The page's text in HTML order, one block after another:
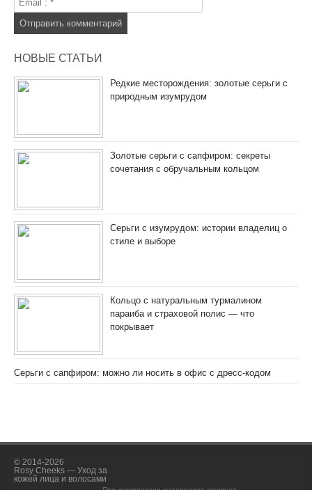
НОВЫЕ СТАТЬИ
Редкие месторождения: золотые серьги с
природным изумрудом
Золотые серьги с сапфиром: секреты
сочетания с обручальным кольцом
Серьги с изумрудом: истории владелиц о
стиле и выборе
Кольцо с натуральным турмалином
параиба и страховой полис — что
покрывает
Серьги с сапфиром: можно ли носить в офис с дресс-кодом
© 2014-2026
Rosy Cheeks — Уход за
кожей лица и волосами